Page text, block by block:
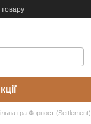
гра Форпост (Settlement)